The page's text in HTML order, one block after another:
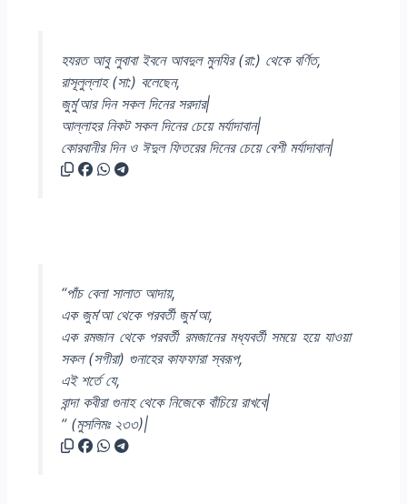
হযরত আবু লুবাবা ইবনে আবদুল মুনযির (রা:) থেকে বর্ণিত,
রাসূলুল্লাহ (সা:) বলেছেন,
জুমু’আর দিন সকল দিনের সরদার|
আল্লাহর নিকট সকল ‍দিনের চেয়ে মর্যাদাবান|
কোরবানীর দিন ও ঈদুল ফিতরের দিনের চেয়ে বেশী মর্যাদাবান|
“পাঁচ বেলা সালাত আদায়,
এক জুম’আ থেকে পরবর্তী জুম’আ,
এক রমজান থেকে পরবর্তী রমজানের মধ্যবর্তী সময়ে হয়ে যাওয়া
সকল (সগীরা) গুনাহের কাফফারা স্বরূপ,
এই শর্তে যে,
বান্দা কবীরা গুনাহ থেকে নিজেকে বাঁচিয়ে রাখবে|
” (মুসলিমঃ ২৩৩)|